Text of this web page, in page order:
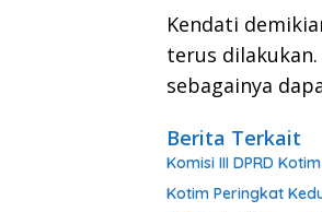
Kendati
terus
sebagainya
Berita Terkait
Komisi III DPRD
Kotim Peringkat